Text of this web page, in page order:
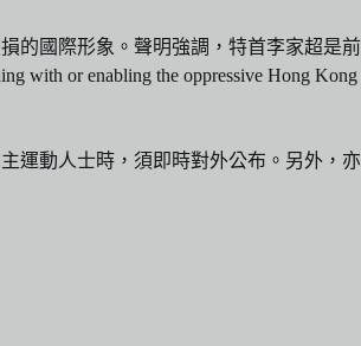
的國際形象。聲明強調，特首李家超是前
or enabling the oppressive Hong Kong
運動人士時，須即時對外公布。另外，亦